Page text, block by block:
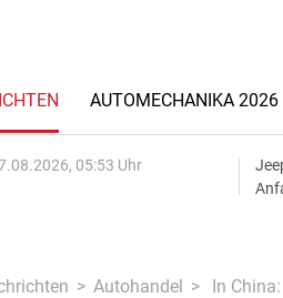
AUTOMECHANIKA 2026
05:53 Uhr
Autohandel In